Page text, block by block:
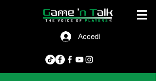
Accedi